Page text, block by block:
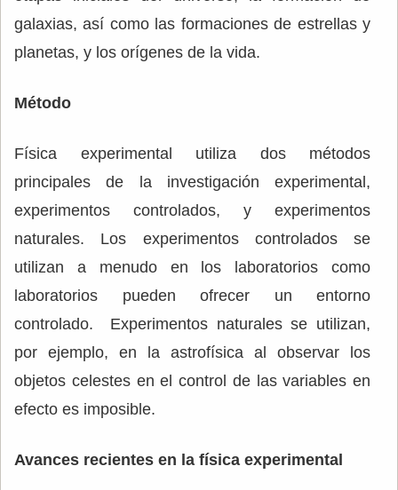
galaxias, así como las formaciones de estrellas y
planetas, y los orígenes de la vida.
Método
Física experimental utiliza dos métodos
principales de la investigación experimental,
experimentos controlados, y experimentos
naturales. Los experimentos controlados se
utilizan a menudo en los laboratorios como
laboratorios pueden ofrecer un entorno
controlado. Experimentos naturales se utilizan,
por ejemplo, en la astrofísica al observar los
objetos celestes en el control de las variables en
efecto es imposible.
Avances recientes en la física experimental